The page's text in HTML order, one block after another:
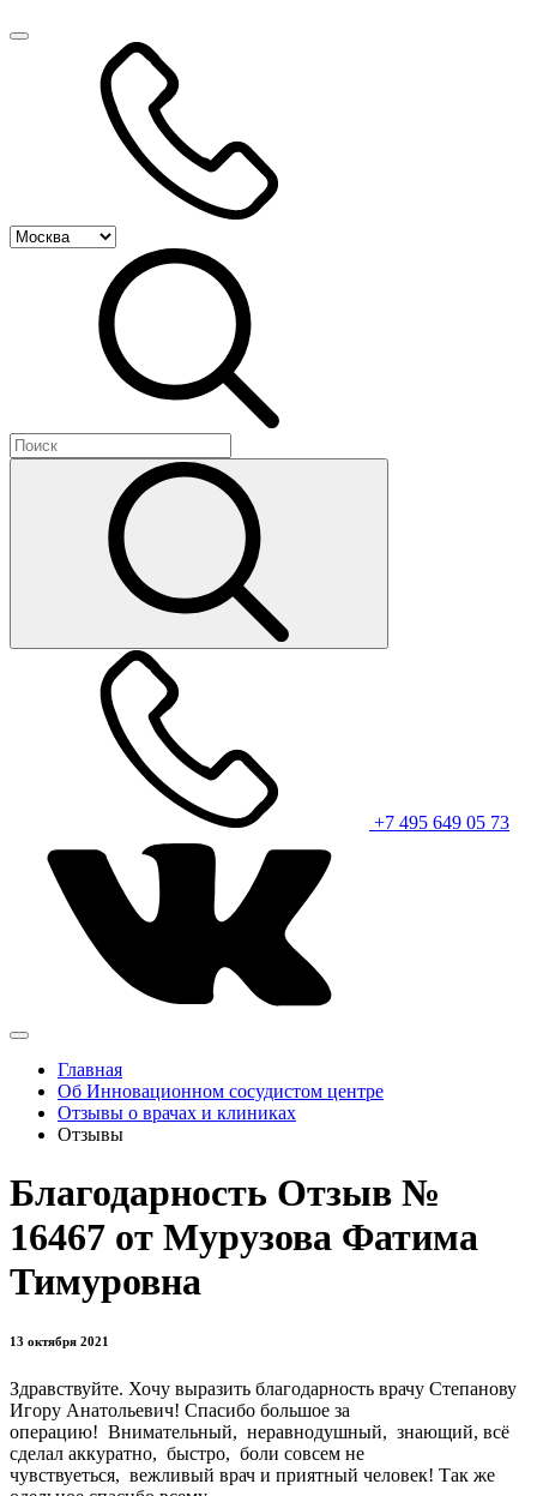
+7 495 649 05 73
Главная
Об Инновационном сосудистом центре
Отзывы о врачах и клиниках
Отзывы
Благодарность Отзыв №
16467 от Мурузова Фатима
Тимуровна
13 октября 2021
Здравствуйте. Хочу выразить благодарность врачу Степанову
Игору Анатольевич! Спасибо большое за
операцию! Внимательный, неравнодушный, знающий, всё
сделал аккуратно, быстро, боли совсем не
чувствуеться, вежливый врач и приятный человек! Так же